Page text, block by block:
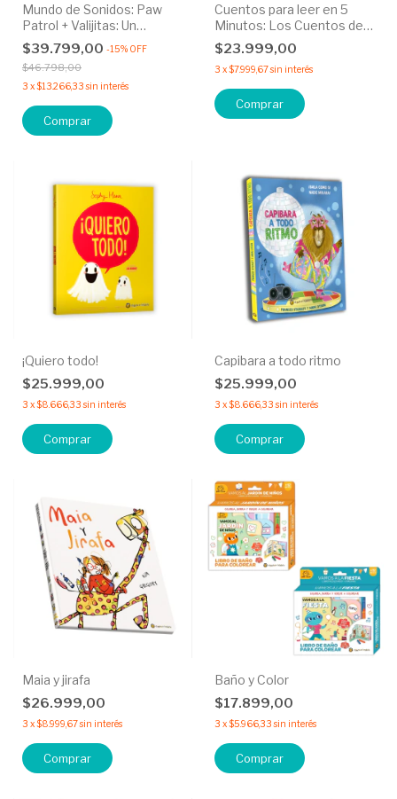
Mundo de Sonidos: Paw
Patrol + Valijitas: Un
Rescate con Coraje
$39.799,00 -15% OFF
$46.798,00
3 x$13.266,33 sin interés
Cuentos para leer en 5
Minutos: Los Cuentos de
las Películas Toy Story 5
$23.999,00
3 x$7.999,67sin interés
¡Quiero todo!
$25.999,00
3 x$8.666,33 sin interés
Capibara a todo ritmo
$25.999,00
3 x$8.666,33 sin interés
Maia y jirafa
$26.999,00
3 x$8.999,67sin interés
Baño y Color
$17.899,00
3 x$5.966,33 sin interés
Comprar